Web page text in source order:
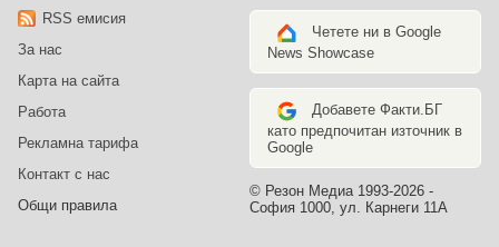
RSS емисия
За нас
Карта на сайта
Работа
Рекламна тарифа
Контакт с нас
Общи правила
Четете ни в Google
News Showcase
Добавете Факти.БГ
като предпочитан източник в
Google
© Резон Медиа 1993-2026 -
София 1000, ул. Карнеги 11А